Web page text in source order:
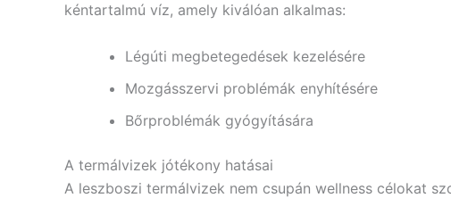
kéntartalmú víz, amely kiválóan alkalmas:
Légúti megbetegedések kezelésére
Mozgásszervi problémák enyhítésére
Bőrproblémák gyógyítására
A termálvizek jótékony hatásai
A leszboszi termálvizek nem csupán wellness célokat